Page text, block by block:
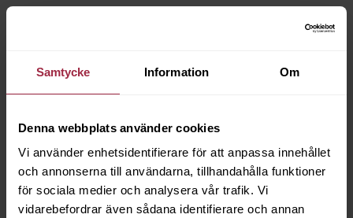
Samtycke Information Om
Denna webbplats använder cookies
Vi använder enhetsidentifierare för att anpassa innehållet
och annonserna till användarna, tillhandahålla funktioner
för sociala medier och analysera vår trafik. Vi
vidarebefordrar även sådana identifierare och annan